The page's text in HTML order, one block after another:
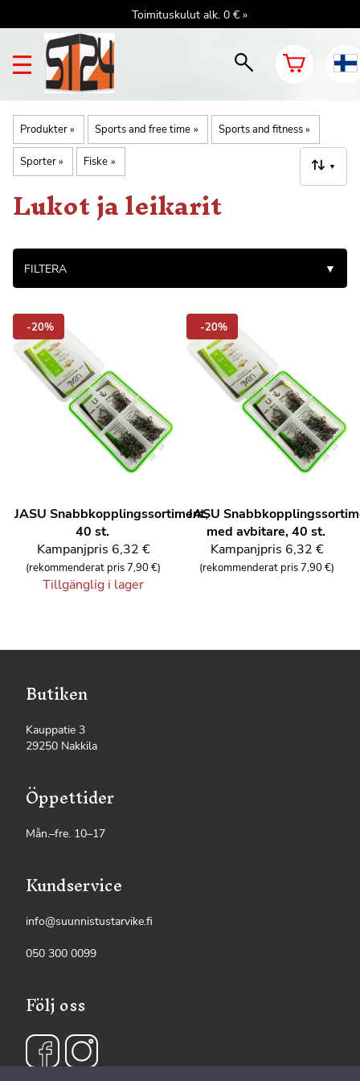
Toimituskulut alk. 0 € »
Produkter‪» Sports and free time ‪» Sports and fitness‪»
Sporter‪» Fiske ‪» ▼
Lukot ja leikarit
FILTERA ▼
-20%
JASU Snabbkopplingssortiment,
40 st.
Kampanjpris 6,32 €
(rekommenderat pris 7,90 €)
Tillgänglig i lager
-20%
JASU
med avbitare, 40 st.
Kampanjpris 6,32 €
(rekommenderat pris 7,90 €)
Butiken
Kauppatie 3
29250 Nakkila
Öppettider
Mån.–fre. 10–17
Kundservice
info@suunnistustarvike.fi
050 300 0099
Följ oss